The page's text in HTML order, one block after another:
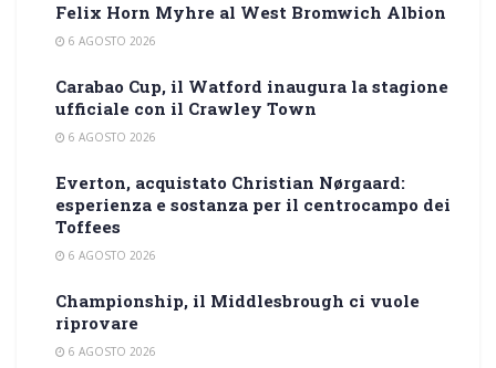
Felix Horn Myhre al West Bromwich Albion
6 AGOSTO 2026
Carabao Cup, il Watford inaugura la stagione
ufficiale con il Crawley Town
6 AGOSTO 2026
Everton, acquistato Christian Nørgaard:
esperienza e sostanza per il centrocampo dei
Toffees
6 AGOSTO 2026
Championship, il Middlesbrough ci vuole
riprovare
6 AGOSTO 2026